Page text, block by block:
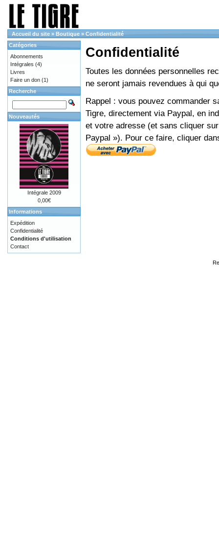
Accueil du site » Boutique » Confidentialité
Confidentialité
Toutes les données personnelles
ne seront jamais revendues à qui
Rappel : vous pouvez commander
Tigre, directement via Paypal, en
et votre adresse (et sans cliquer
Paypal »). Pour ce faire, cliquer
Catégories
Abonnements
Intégrales (4)
Livres
Faire un don (1)
Recherche
Nouveautés
Intégrale 2009
0,00€
Informations
Expédition
Confidentialité
Conditions d'utilisation
Contact